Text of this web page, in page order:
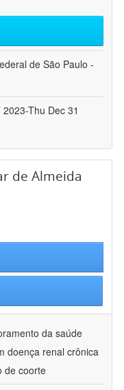
de São Paulo -
Thu Dec 31
de Almeida
da saúde
doença renal crônica
de coorte